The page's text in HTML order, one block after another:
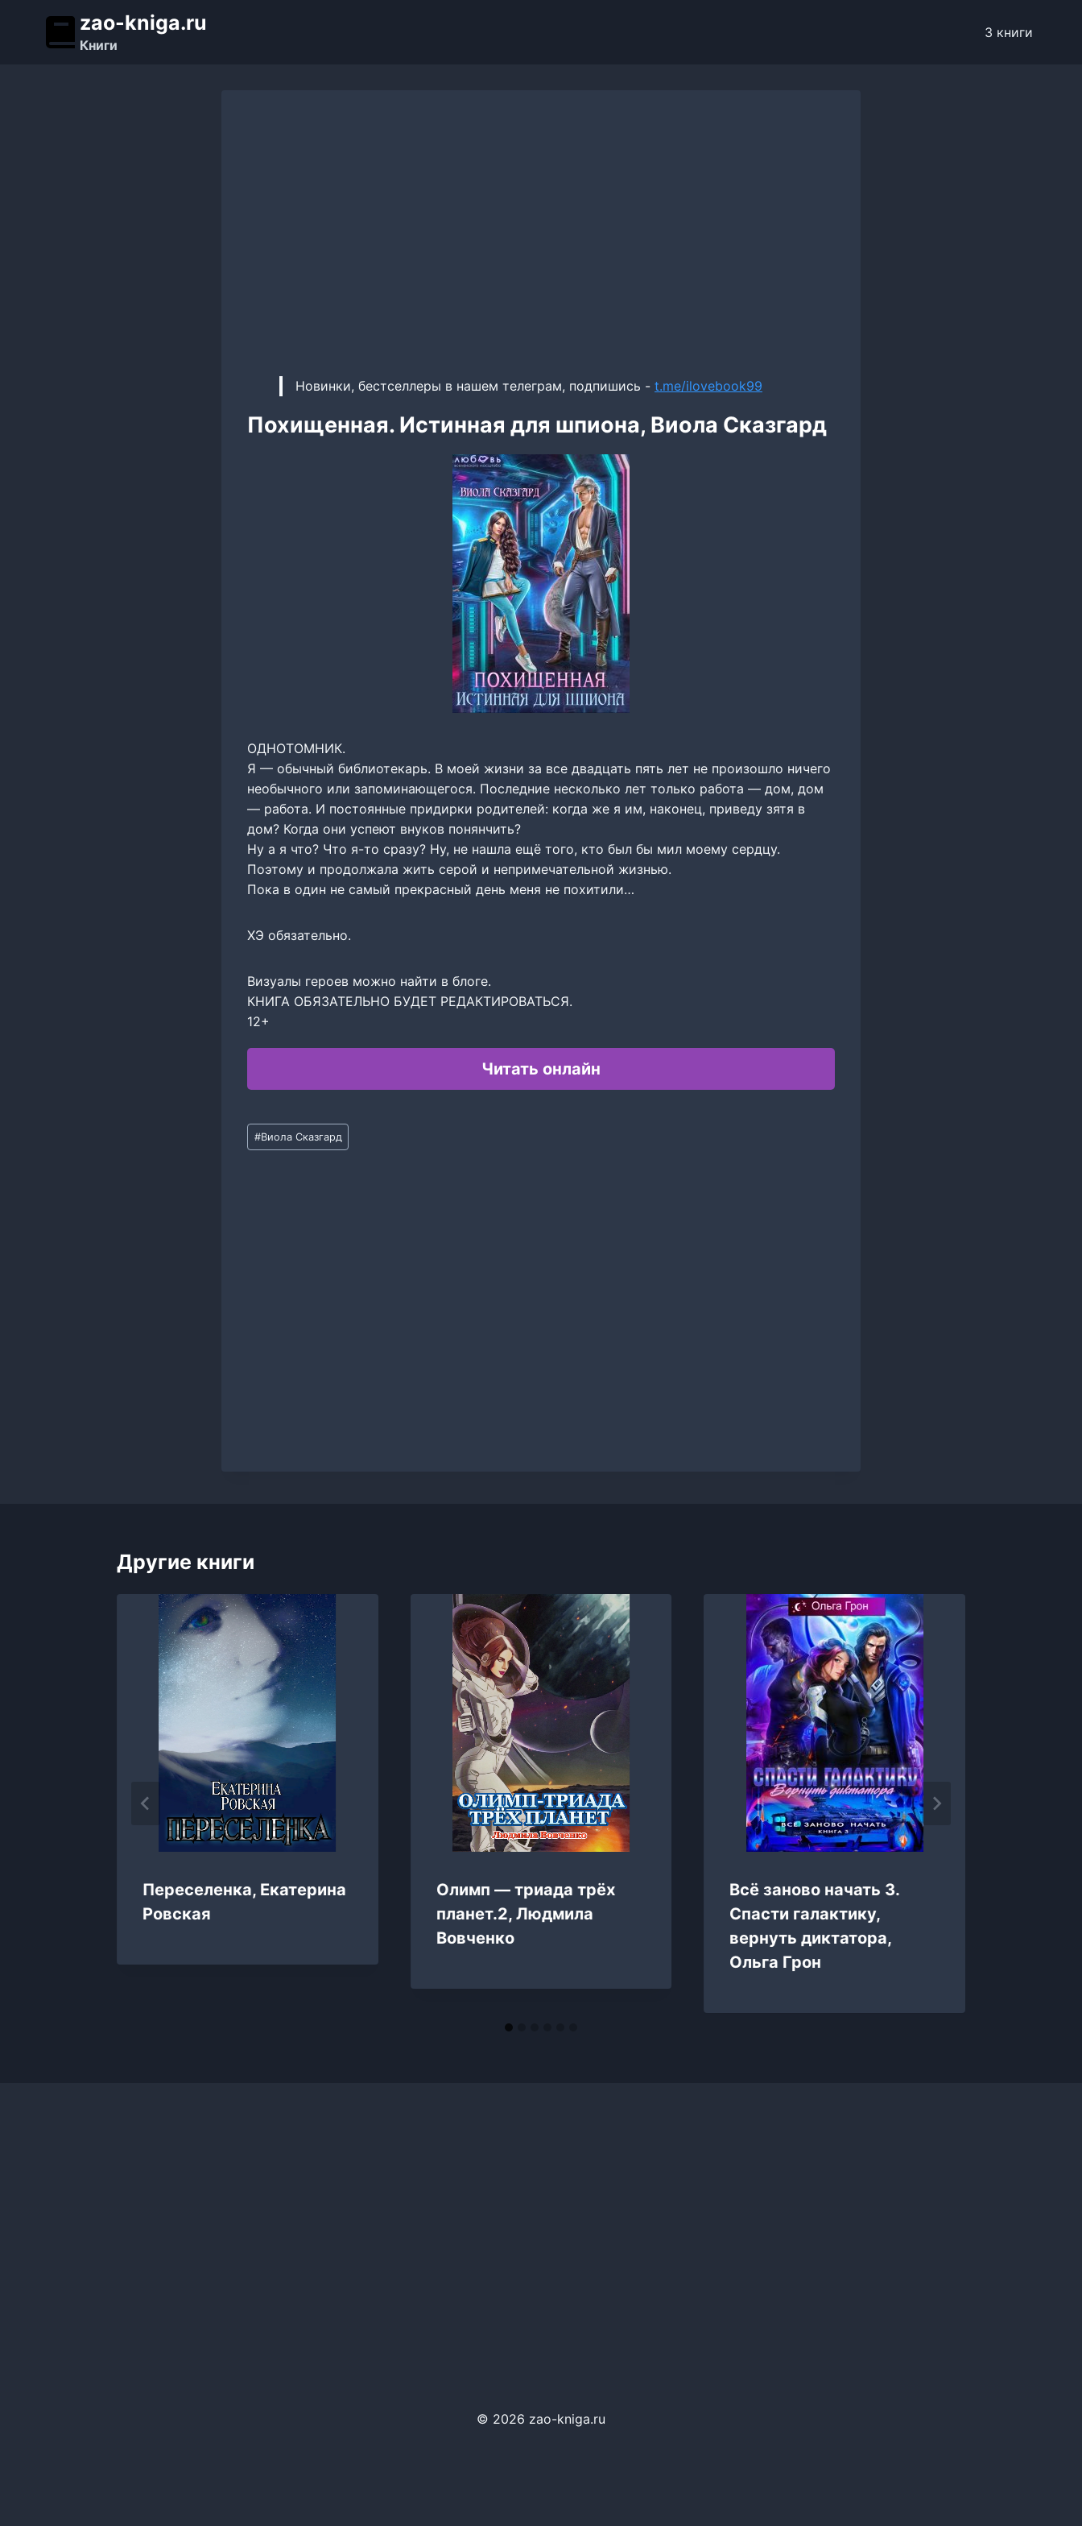
содержимому
zao-kniga.ru
Книги
3 книги
Новинки, бестселлеры в нашем телеграм, подпишись - t.me/ilovebook99
Похищенная. Истинная для шпиона, Виола Сказгард
ОДНОТОМНИК.
Я — обычный библиотекарь. В моей жизни за все двадцать пять лет не произошло ничего
необычного или запоминающегося. Последние несколько лет только работа — дом, дом
— работа. И постоянные придирки родителей: когда же я им, наконец, приведу зятя в
дом? Когда они успеют внуков понянчить?
Ну а я что? Что я-то сразу? Ну, не нашла ещё того, кто был бы мил моему сердцу.
Поэтому и продолжала жить серой и непримечательной жизнью.
Пока в один не самый прекрасный день меня не похитили…
ХЭ обязательно.
Визуалы героев можно найти в блоге.
КНИГА ОБЯЗАТЕЛЬНО БУДЕТ РЕДАКТИРОВАТЬСЯ.
12+
Читать онлайн
Метки
записи:
#Виола Сказгард
Другие книги
Переселенка, Екатерина
Ровская
Олимп — триада трёх
планет.2, Людмила
Вовченко
Всё заново начать 3.
Спасти галактику,
вернуть диктатора,
Ольга Грон
© 2026 zao-kniga.ru